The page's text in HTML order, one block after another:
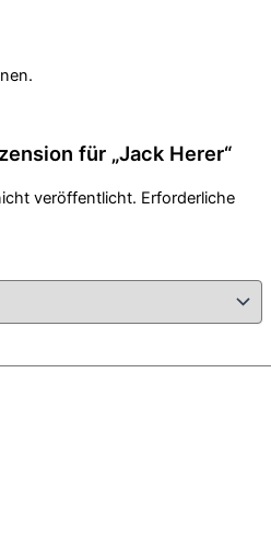
für „Jack Herer“
veröffentlicht. Erforderliche